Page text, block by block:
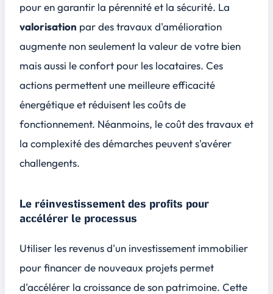
pour en garantir la pérennité et la sécurité. La
valorisation par des travaux d'amélioration
augmente non seulement la valeur de votre bien
mais aussi le confort pour les locataires. Ces
actions permettent une meilleure efficacité
énergétique et réduisent les coûts de
fonctionnement. Néanmoins, le coût des travaux et
la complexité des démarches peuvent s'avérer
challengents.
Le réinvestissement des profits pour
accélérer le processus
Utiliser les revenus d'un investissement immobilier
pour financer de nouveaux projets permet
d'accélérer la croissance de son patrimoine. Cette